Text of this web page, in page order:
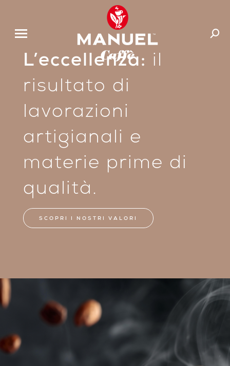
Cerca:
L’eccellenza: il
risultato di
lavorazioni
artigianali e
materie prime di
qualità.
SCOPRI I NOSTRI VALORI